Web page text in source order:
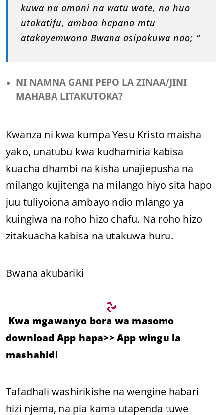
kuwa na amani na watu wote, na huo
utakatifu, ambao hapana mtu
atakayemwona Bwana asipokuwa nao; “
NI NAMNA GANI PEPO LA ZINAA/JINI
MAHABA LITAKUTOKA?
Kwanza ni kwa kumpa Yesu Kristo maisha
yako, unatubu kwa kudhamiria kabisa
kuacha dhambi na kisha unajiepusha na
milango kujitenga na milango hiyo sita hapo
juu tuliyoiona ambayo ndio mlango ya
kuingiwa na roho hizo chafu. Na roho hizo
zitakuacha kabisa na utakuwa huru.
Bwana akubariki
Kwa mgawanyo bora wa masomo
download App hapa>> App wingu la
mashahidi
Tafadhali washirikishe na wengine habari
hizi njema, na pia kama utapenda tuwe